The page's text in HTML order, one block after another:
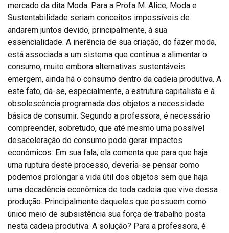
mercado da dita Moda. Para a Profa M. Alice, Moda e
Sustentabilidade seriam conceitos impossíveis de
andarem juntos devido, principalmente, à sua
essencialidade. A inerência de sua criação, do fazer moda,
está associada a um sistema que continua a alimentar o
consumo, muito embora alternativas sustentáveis
emergem, ainda há o consumo dentro da cadeia produtiva. A
este fato, dá-se, especialmente, a estrutura capitalista e à
obsolescência programada dos objetos a necessidade
básica de consumir. Segundo a professora, é necessário
compreender, sobretudo, que até mesmo uma possível
desaceleração do consumo pode gerar impactos
econômicos. Em sua fala, ela comenta que para que haja
uma ruptura deste processo, deveria-se pensar como
podemos prolongar a vida útil dos objetos sem que haja
uma decadência econômica de toda cadeia que vive dessa
produção. Principalmente daqueles que possuem como
único meio de subsistência sua força de trabalho posta
nesta cadeia produtiva. A solução? Para a professora, é